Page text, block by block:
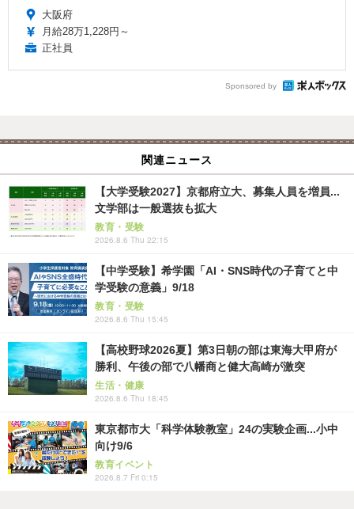
大阪府
月給28万1,228円～
正社員
Sponsored by
関連ニュース
【大学受験2027】京都府立大、募集人員を増員...
文学部は一般選抜も拡大
教育・受験
2026.8.6 Thu 22:15
【中学受験】希学園「AI・SNS時代の子育てと中
学受験の意義」9/18
教育・受験
2026.8.6 Thu 15:45
【高校野球2026夏】第3日朝の部は東海大甲府が
勝利、午後の部で八幡商と健大高崎が激突
生活・健康
2026.8.6 Thu 18:45
東京都市大「科学体験教室」24の実験企画...小中
向け9/6
教育イベント
2026.8.7 Fri 0:15